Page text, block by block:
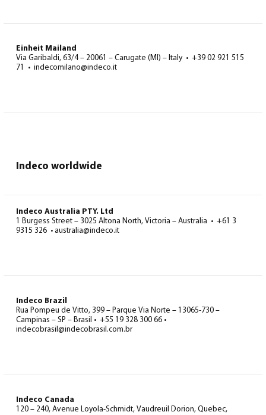
Einheit Mailand
Via Garibaldi, 63/4 – 20061 – Carugate (MI) – Italy • +39 02 921 515
71 • indecomilano@indeco.it
Indeco worldwide
Indeco Australia PTY. Ltd
1 Burgess Street – 3025 Altona North, Victoria – Australia • +61 3
9315 326 • australia@indeco.it
Indeco Brazil
Rua Pompeu de Vitto, 399 – Parque Via Norte – 13065-730 –
Campinas – SP – Brasil • +55 19 328 300 66 •
indecobrasil@indecobrasil.com.br
Indeco Canada
120 – 240, Avenue Loyola-Schmidt, Vaudreuil Dorion, Quebec,